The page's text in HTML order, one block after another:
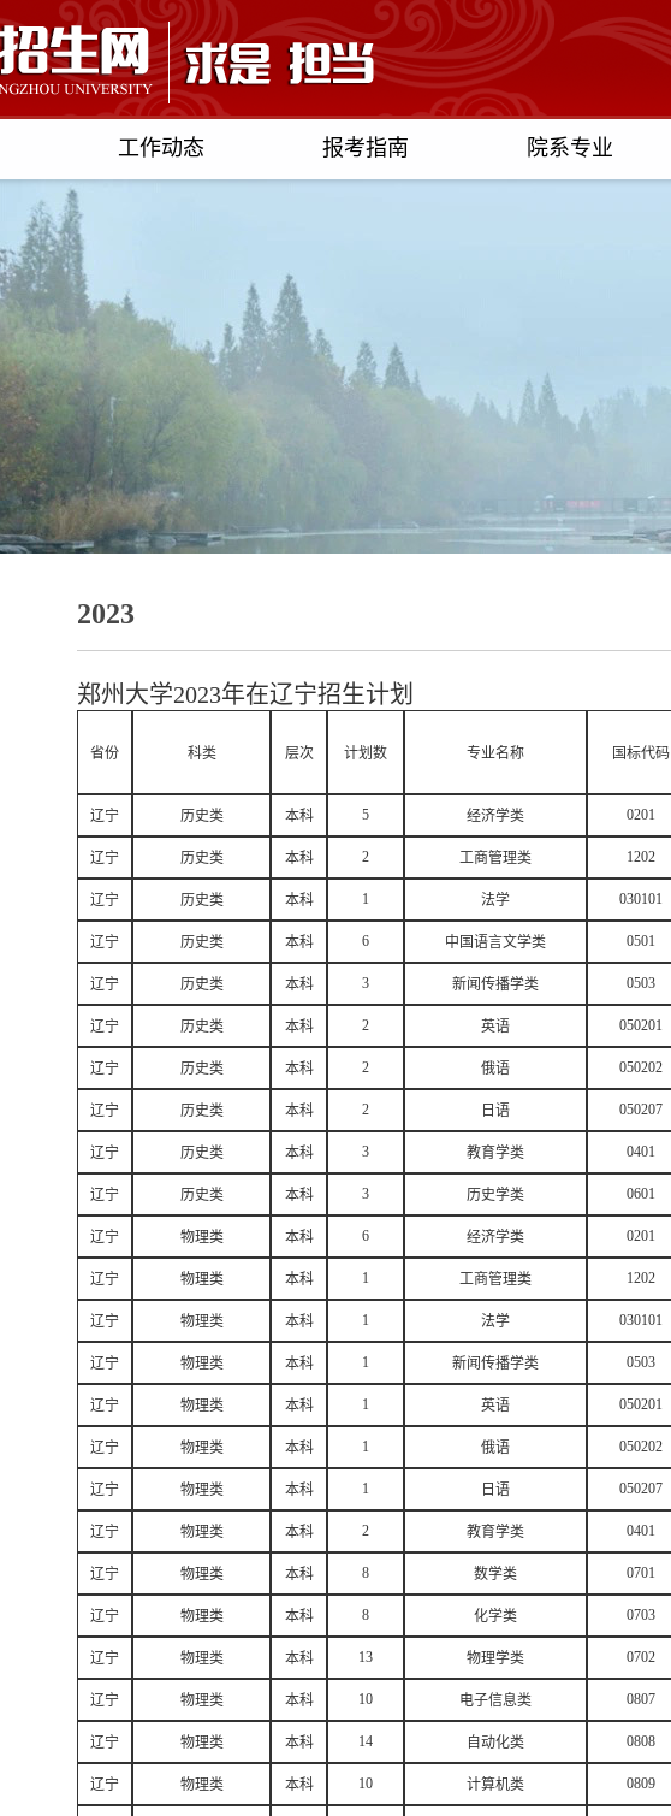
工作动态 报考指南 院系专业
2023
郑州大学2023年在辽宁招生计划
省份 科类 层次 计划数 专业名称 国标代码
辽宁 历史类 本科 5 经济学类 0201
辽宁 历史类 本科 2 工商管理类 1202
辽宁 历史类 本科 1 法学 030101
辽宁 历史类 本科 6 中国语言文学类 0501
辽宁 历史类 本科 3 新闻传播学类 0503
辽宁 历史类 本科 2 英语 050201
辽宁 历史类 本科 2 俄语 050202
辽宁 历史类 本科 2 日语 050207
辽宁 历史类 本科 3 教育学类 0401
辽宁 历史类 本科 3 历史学类 0601
辽宁 物理类 本科 6 经济学类 0201
辽宁 物理类 本科 1 工商管理类 1202
辽宁 物理类 本科 1 法学 030101
辽宁 物理类 本科 1 新闻传播学类 0503
辽宁 物理类 本科 1 英语 050201
辽宁 物理类 本科 1 俄语 050202
辽宁 物理类 本科 1 日语 050207
辽宁 物理类 本科 2 教育学类 0401
辽宁 物理类 本科 8 数学类 0701
辽宁 物理类 本科 8 化学类 0703
辽宁 物理类 本科 13 物理学类 0702
辽宁 物理类 本科 10 电子信息类 0807
辽宁 物理类 本科 14 自动化类 0808
辽宁 物理类 本科 10 计算机类 0809